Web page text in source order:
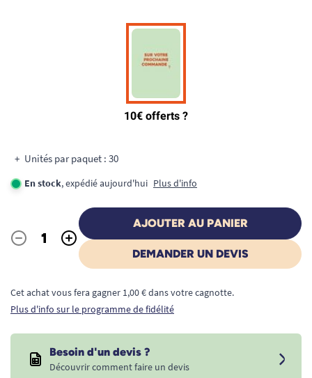
Unités par paquet : 30
En stock, expédié aujourd'hui Plus d'info
Quantité
- +
AJOUTER AU PANIER
DEMANDER UN DEVIS
Cet achat vous fera gagner 1,00 € dans votre cagnotte.
Plus d'info sur le programme de fidélité
Besoin d'un devis ?
Découvrir comment faire un devis